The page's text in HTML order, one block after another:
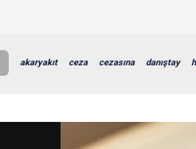
akaryakıt ceza cezasına danıştay